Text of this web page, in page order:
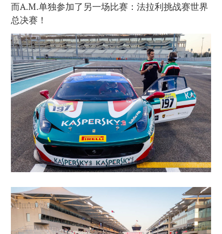
而A.M.单独参加了另一场比赛：法拉利挑战赛世界
总决赛！